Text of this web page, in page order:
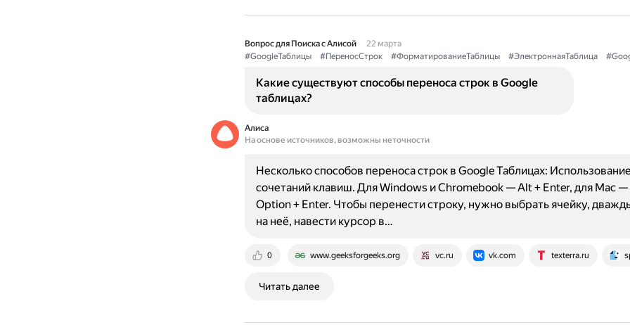
Вопрос для Поиска с Алисой
22 марта
#GoogleТаблицы
#ПереносСтрок #ФорматированиеТаблицы #ЭлектроннаяТаблица
Какие существуют способы переноса строк в Google
таблицах?
Алиса
На основе источников, возможны неточности
0 www.geeksforgeeks.org vc.ru vk.com texterra.ru
Несколько способов переноса строк в Google Таблицах: Использование
сочетаний клавиш. Для Windows и Chromebook — Alt + Enter, для Mac —
Option + Enter. Чтобы перенести строку, нужно выбрать ячейку,
на неё, навести курсор в…
Читать далее